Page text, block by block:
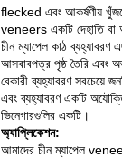
flecked এবং আকর্ষণীয়
veneers একটি দেহাতি বা
চীন ম্যাপেল কাঠ ব্যহ্যাবরণ
আসবাবপত্র পৃষ্ঠ তৈরি এবং
বেকারী ব্যহ্যাবরণ সবচেয়ে
এবং ব্যহ্যাবরণ একটি
ভিনেগারগুলির একটি।
অ্যাপ্লিকেশন:
আমাদের চীন ম্যাপেল